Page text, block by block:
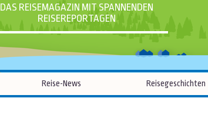
DAS REISEMAGAZIN MIT SPANNENDEN
REISEREPORTAGEN
Reise-News Reisegeschichten